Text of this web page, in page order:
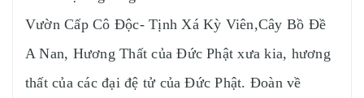
Vườn Cấp Cô Độc- Tịnh Xá Kỳ Viên,Cây Bồ Đề
A Nan, Hương Thất của Đức Phật xưa kia, hương
thất của các đại đệ tử của Đức Phật. Đoàn về